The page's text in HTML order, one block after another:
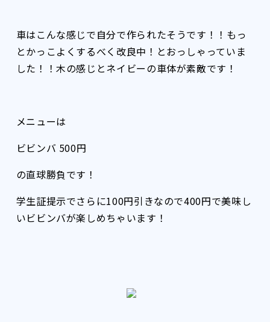
車はこんな感じで自分で作られたそうです！！もっ
とかっこよくするべく改良中！とおっしゃっていま
した！！木の感じとネイビーの車体が素敵です！
メニューは
ビビンバ 500円
の直球勝負です！
学生証提示でさらに100円引きなので400円で美味し
いビビンバが楽しめちゃいます！